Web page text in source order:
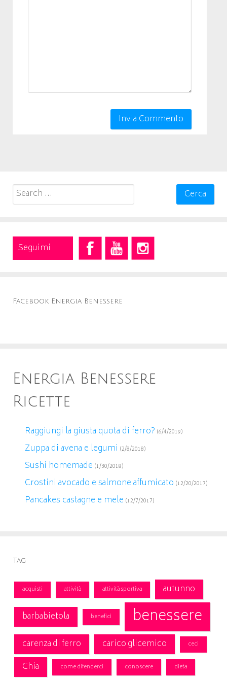
Search
for:
Seguimi
Facebook Energia Benessere
Energia Benessere
Ricette
Raggiungi la giusta quota di ferro? (6/4/2019)
Zuppa di avena e legumi (2/8/2018)
Sushi homemade (1/30/2018)
Crostini avocado e salmone affumicato (12/20/2017)
Pancakes castagne e mele (12/7/2017)
Tag
acquisti attività attività sportiva
autunno
barbabietola
benefici benessere
carenza di ferro carico glicemico ceci
Chia come difenderci conoscere dieta